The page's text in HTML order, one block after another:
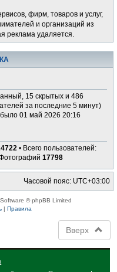
фирм, товаров и услуг,
и организаций из
реклама удаляется.
15 скрытых и 486
за последние 5 минут)
было 01 май 2026 20:16
• Всего пользователей:
17798
Часовой пояс: UTC+03:00
© phpBB Limited
| Правила
Вверх